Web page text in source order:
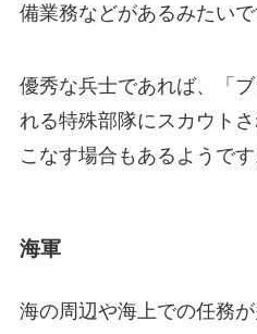
備業務などがあるみたいで
優秀な兵士であれば、「
れる特殊部隊にスカウト
こなす場合もあるようです
海軍
海の周辺や海上での任務